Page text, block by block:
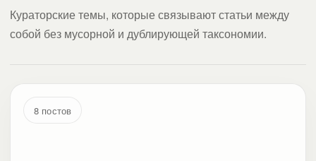
Кураторские темы, которые связывают статьи между
собой без мусорной и дублирующей таксономии.
8 постов